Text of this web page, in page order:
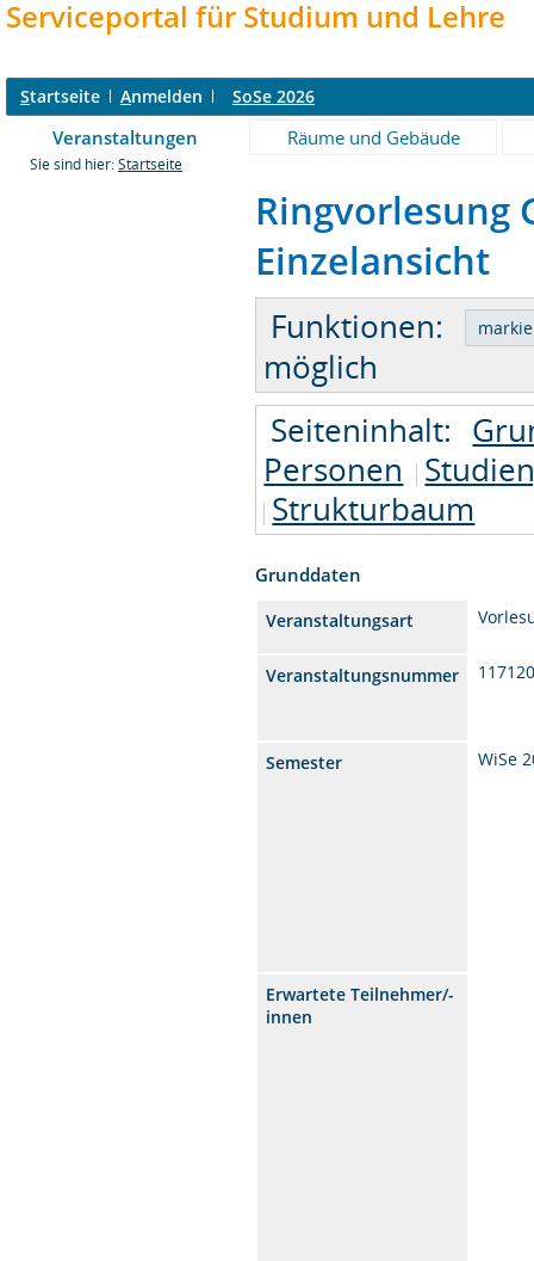
Serviceportal für Studium und Lehre
Startseite Anmelden SoSe 2026
Veranstaltungen Räume und Gebäude
Sie sind hier: Startseite
Ringvorlesung
Einzelansicht
Funktionen:
möglich
Seiteninhalt:
Personen
Strukturbaum
Grunddaten
Veranstaltungsart
Veranstaltungsnummer
Semester WiSe
Erwartete Teilnehmer/-
innen